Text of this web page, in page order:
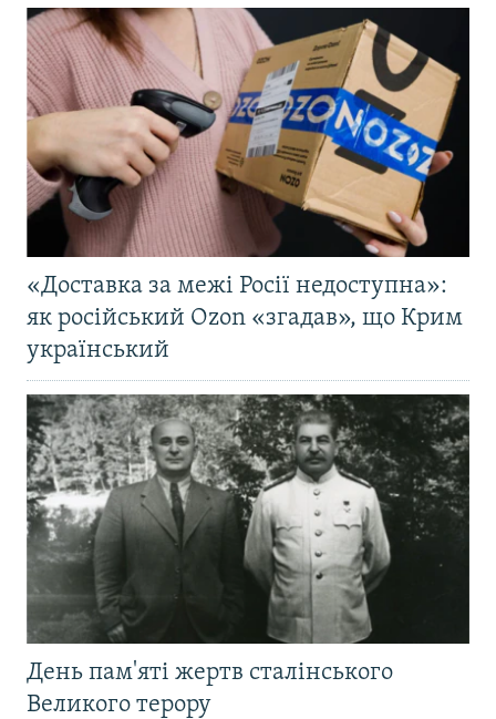
«Доставка за межі Росії недоступна»:
як російський Ozon «згадав», що Крим
український
День пам'яті жертв сталінського
Великого терору